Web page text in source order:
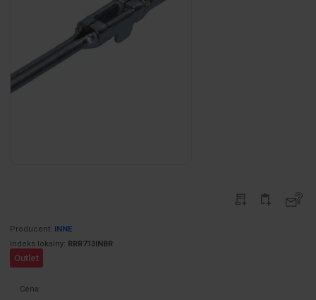
Producent: INNE
Indeks lokalny: RRR713INBR
Outlet
Cena: